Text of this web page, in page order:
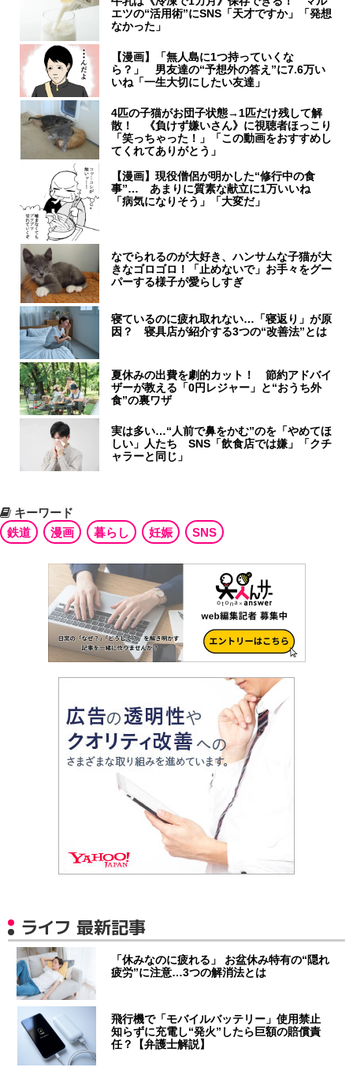
エツの“活用術”にSNS「天才ですか」「発想
なかった」
【漫画】「無人島に1つ持っていくな
ら？」 男友達の“予想外の答え”に7.6万い
いね「一生大切にしたい友達」
4匹の子猫がお団子状態→1匹だけ残して解
散！ 《負けず嫌いさん》に視聴者ほっこり
「笑っちゃった！」「この動画をおすすめし
てくれてありがとう」
【漫画】現役僧侶が明かした“修行中の食
事”… あまりに質素な献立に1万いいね
「病気になりそう」「大変だ」
なでられるのが大好き、ハンサムな子猫が大
きなゴロゴロ！「止めないで」お手々をグー
パーする様子が愛らしすぎ
寝ているのに疲れ取れない…「寝返り」が原
因？ 寝具店が紹介する3つの“改善法”とは
夏休みの出費を劇的カット！ 節約アドバイ
ザーが教える「0円レジャー」と“おうち外
食”の裏ワザ
実は多い…“人前で鼻をかむ”のを「やめてほ
しい」人たち SNS「飲食店では嫌」「クチ
ャラーと同じ」
キーワード
鉄道
漫画 暮らし 妊娠 SNS
ライフ 最新記事
「休みなのに疲れる」 お盆休み特有の“隠れ
疲労”に注意…3つの解消法とは
飛行機で「モバイルバッテリー」使用禁止
知らずに充電し“発火”したら巨額の賠償責
任？【弁護士解説】